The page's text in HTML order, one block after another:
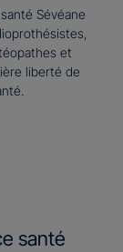
Sévéane
et
liberté de
santé